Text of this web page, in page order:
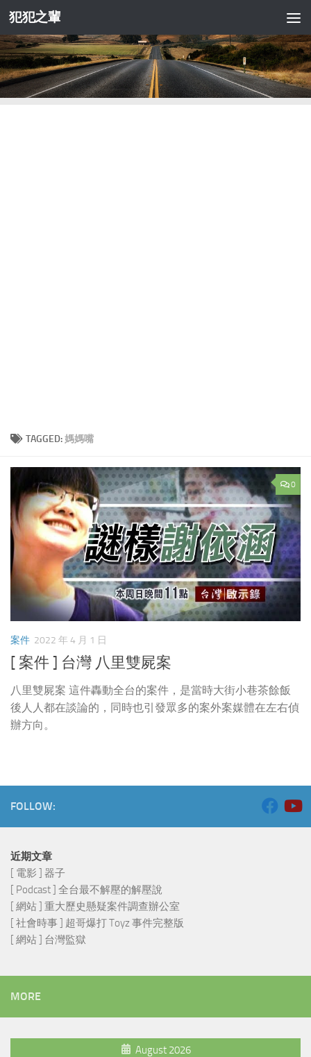
Skip to content
犯犯之輩
TAGGED:媽媽嘴
0
案件 2022 年 4 月 1 日
[ 案件 ] 台灣 八里雙屍案
八里雙屍案 這件轟動全台的案件，是當時大街小巷茶餘飯
後人人都在談論的，同時也引發眾多的案外案媒體在左右偵
辦方向。
FOLLOW:
近期文章
[ 電影 ] 器子
[ Podcast ] 全台最不解壓的解壓說
[ 網站 ] 重大歷史懸疑案件調查辦公室
[ 社會時事 ] 超哥爆打 Toyz 事件完整版
[ 網站 ] 台灣監獄
MORE
August 2026